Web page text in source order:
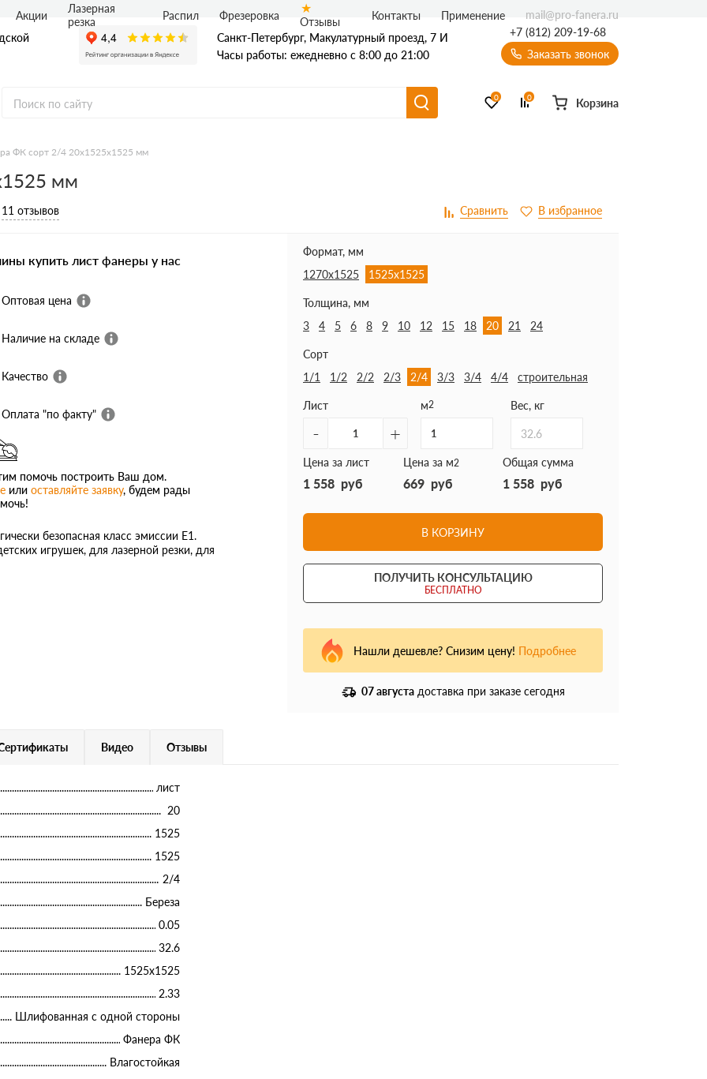
Санкт-Петербург, Макулатурный проезд, 7 И
Часы работы: ежедневно с 8:00 до 21:00
+7 (812) 209-19-68
Заказать звонок
фанера
фанера
0 0 Корзина
Акции
Лазерная
резка
Распил Фрезеровка Отзывы Контакты Применение mail@pro-fanera.ru
ФК сорт 2/4 20х1525х1525 мм
мм
11 отзывов
купить лист фанеры у нас
Оптовая цена
Наличие на складе
Качество
Оплата "по факту"
помочь построить Ваш дом.
или оставляйте заявку, будем рады
безопасная класс эмиссии Е1.
игрушек, для лазерной резки, для
Формат, мм
1270х1525
1525х1525
Толщина, мм
3
4 5 6 8 9 10 12 15 18 20 21 24
Сорт
1/1
1/2 2/2 2/3 2/4 3/3 3/4 4/4 строительная
Лист
- +
м2 Вес, кг
32.6
Цена за лист
1 558 руб
Цена за м2
669 руб
Общая сумма
1 558 руб
В КОРЗИНУ
ПОЛУЧИТЬ КОНСУЛЬТАЦИЮ
БЕСПЛАТНО
Нашли дешевле? Снизим цену! Подробнее
07 августа доставка при заказе сегодня
Видео Отзывы
лист
20
1525
1525
2/4
Береза
0.05
32.6
1525х1525
2.33
Шлифованная с одной стороны
Фанера ФК
Влагостойкая